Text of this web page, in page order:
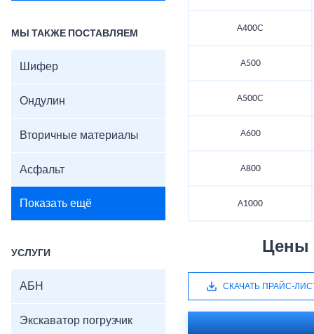
МЫ ТАКЖЕ ПОСТАВЛЯЕМ
Шифер
Ондулин
Вторичные материалы
Асфальт
Показать ещё
УСЛУГИ
АБН
Экскаватор погрузчик
А400С
А500
А500С
А600
А800
А1000
Цены
СКАЧАТЬ ПРАЙС-